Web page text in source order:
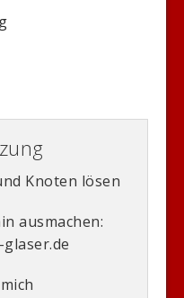
Knoten lösen
ausmachen: